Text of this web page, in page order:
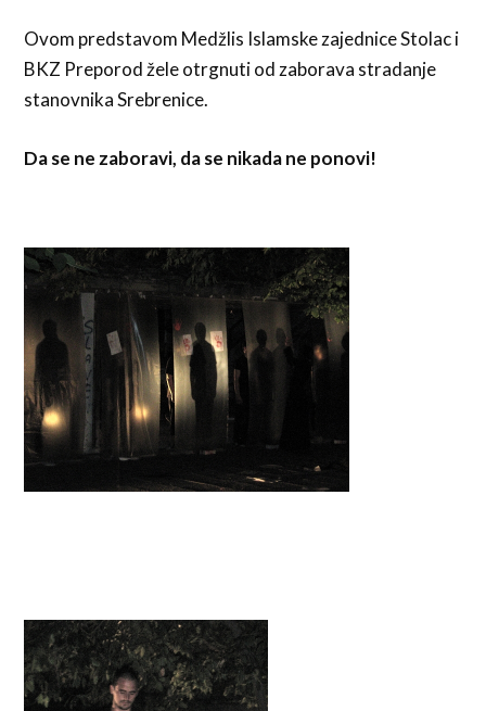
Ovom predstavom Medžlis Islamske zajednice Stolac i
BKZ Preporod žele otrgnuti od zaborava stradanje
stanovnika Srebrenice.
Da se ne zaboravi, da se nikada ne ponovi!